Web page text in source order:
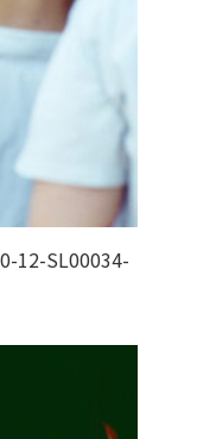
12-SL00034-